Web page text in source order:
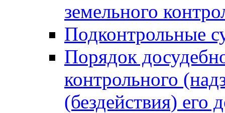
земельного
Подконтрольные
Порядок
контрольного
(бездействия)